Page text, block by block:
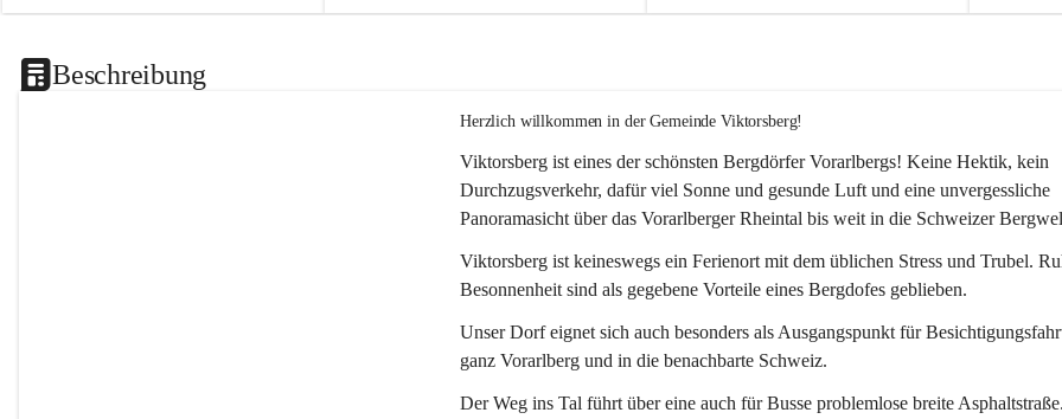
Beschreibung
Herzlich willkommen in der Gemeinde Viktorsberg!
Viktorsberg ist eines der schönsten Bergdörfer Vorarlbergs! Keine Hektik, kein
Durchzugsverkehr, dafür viel Sonne und gesunde Luft und eine unvergessliche
Panoramasicht über das Vorarlberger Rheintal bis weit in die Schweizer
Viktorsberg ist keineswegs ein Ferienort mit dem üblichen Stress und Trubel.
Besonnenheit sind als gegebene Vorteile eines Bergdofes geblieben.
Unser Dorf eignet sich auch besonders als Ausgangspunkt für
ganz Vorarlberg und in die benachbarte Schweiz.
Der Weg ins Tal führt über eine auch für Busse problemlose breite